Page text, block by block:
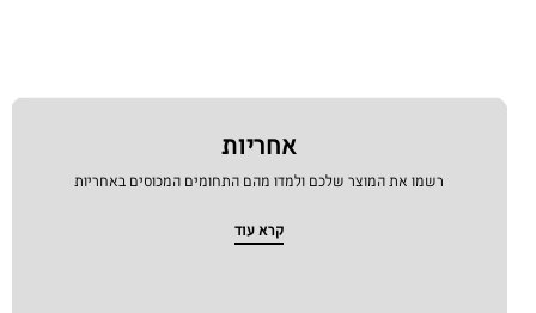
אחריות
רשמו את המוצר שלכם ולמדו מהם התחומים המכוסים באחריות
קרא עוד